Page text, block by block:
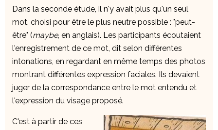
Dans la seconde étude, il n'y avait plus qu'un seul
mot, choisi pour être le plus neutre possible : "peut-
être" (maybe, en anglais). Les participants écoutaient
l'enregistrement de ce mot, dit selon différentes
intonations, en regardant en même temps des photos
montrant différentes expression faciales. Ils devaient
juger de la correspondance entre le mot entendu et
l'expression du visage proposé.
C'est à partir de ces